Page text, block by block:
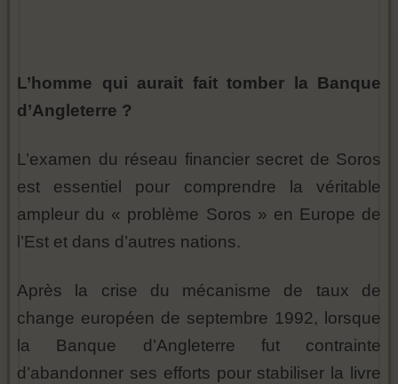
L’homme qui aurait fait tomber la Banque
d’Angleterre ?
L’examen du réseau financier secret de Soros
est essentiel pour comprendre la véritable
ampleur du « problème Soros » en Europe de
l’Est et dans d’autres nations.
Après la crise du mécanisme de taux de
change européen de septembre 1992, lorsque
la Banque d’Angleterre fut contrainte
d’abandonner ses efforts pour stabiliser la livre